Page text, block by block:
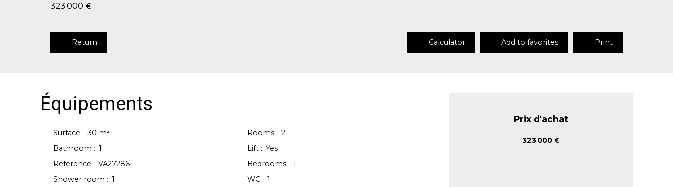
323 000 €
Return Calculator Add to favorites Print
Équipements
Surface : 30 m² Rooms : 2
Bathroom : 1 Lift : Yes
Reference : VA27286 Bedrooms : 1
Shower room : 1 WC : 1
Prix d'achat
323 000 €